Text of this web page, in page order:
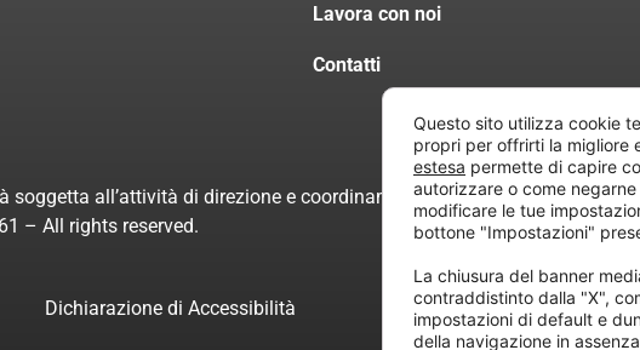
Lavora con noi
Contatti
all’attività di direzione e coordinamento di “Project Informatica”
– All rights reserved.
Dichiarazione di Accessibilità
Questo sito utilizza cookie
propri per offrirti la migliore
estesa permette di capire
autorizzare o come negarne
modificare le tue
bottone "Impostazioni"
La chiusura del banner
contraddistinto dalla "X",
impostazioni di default e
della navigazione in